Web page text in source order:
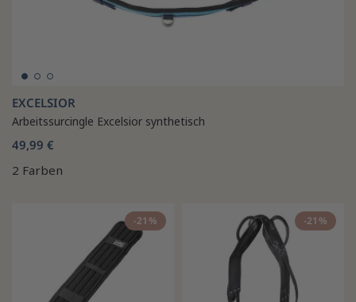
EXCELSIOR
Arbeitssurcingle Excelsior synthetisch
49,99 €
2 Farben
-21% -21%